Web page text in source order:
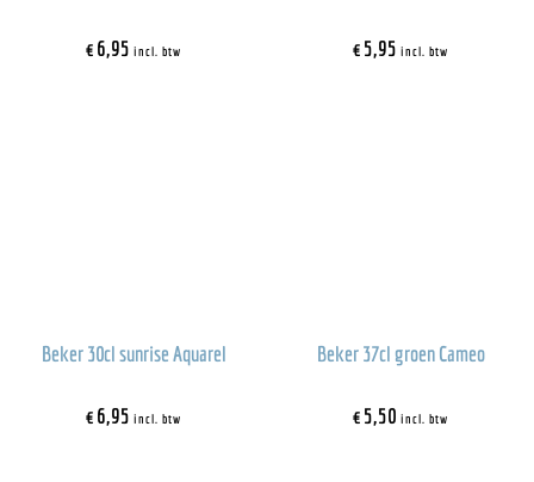
€6,95 incl. btw €5,95 incl. btw
Beker 30cl sunrise Aquarel
€6,95 incl. btw
Beker 37cl groen Cameo
€5,50 incl. btw